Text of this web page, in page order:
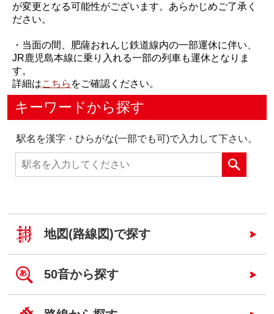
が変更となる可能性がございます。あらかじめご了承く
ださい。
・当面の間、肥薩おれんじ鉄道線内の一部運休に伴い、
JR鹿児島本線に乗り入れる一部の列車も運休となりま
す。
詳細はこちら をご確認ください。
キーワードから探す
駅名を漢字・ひらがな(一部でも可)で入力して下さい。
地図(路線図)で探す
50音から探す